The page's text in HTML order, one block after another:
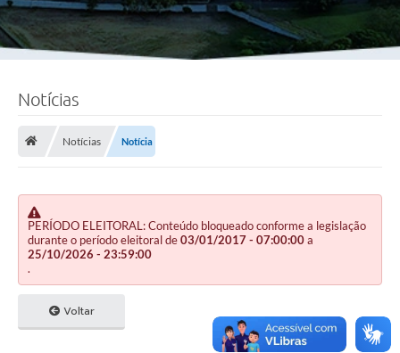
Notícias
Notícias Notícia
PERÍODO ELEITORAL: Conteúdo bloqueado conforme a legislação
durante o período eleitoral de03/01/2017 - 07:00:00a
25/10/2026 - 23:59:00
.
Voltar